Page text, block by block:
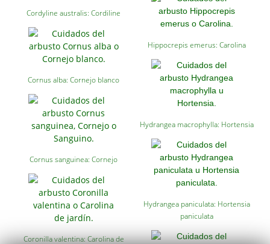
Cordyline australis: Cordiline
Cornus alba: Cornejo blanco
Cornus sanguinea: Cornejo
Coronilla valentina: Carolina de
Hippocrepis emerus: Carolina
Hydrangea macrophylla: Hortensia
Hydrangea paniculata: Hortensia
paniculata